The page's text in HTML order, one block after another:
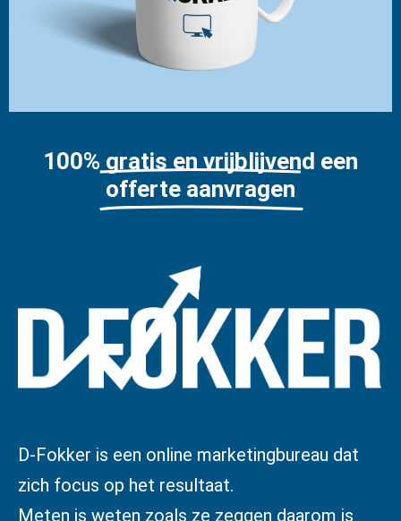
100% gratis en vrijblijvend een
offerte aanvragen
D-Fokker is een online marketingbureau dat
zich focus op het resultaat.
Meten is weten zoals ze zeggen daarom is